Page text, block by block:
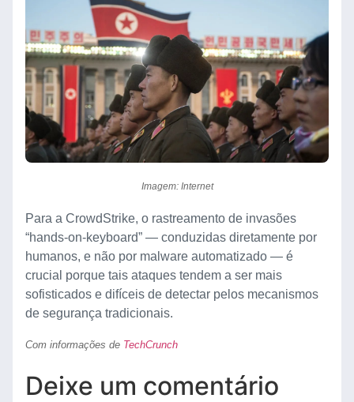
Imagem: Internet
Para a CrowdStrike, o rastreamento de invasões
“hands-on-keyboard” — conduzidas diretamente por
humanos, e não por malware automatizado — é
crucial porque tais ataques tendem a ser mais
sofisticados e difíceis de detectar pelos mecanismos
de segurança tradicionais.
Com informações de TechCrunch
Deixe um comentário